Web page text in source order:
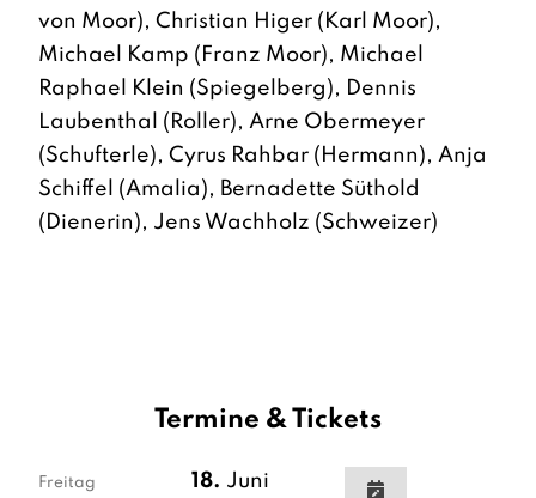
von Moor), Christian Higer (Karl Moor),
Michael Kamp (Franz Moor), Michael
Raphael Klein (Spiegelberg), Dennis
Laubenthal (Roller), Arne Obermeyer
(Schufterle), Cyrus Rahbar (Hermann), Anja
Schiffel (Amalia), Bernadette Süthold
(Dienerin), Jens Wachholz (Schweizer)
Termine & Tickets
Freitag
18. Juni